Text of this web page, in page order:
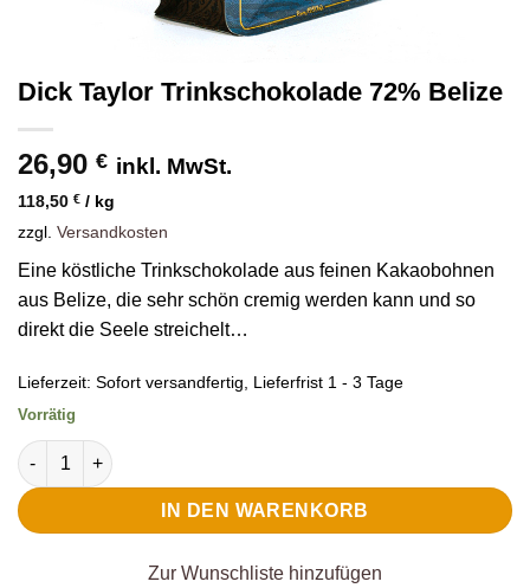
Dick Taylor Trinkschokolade 72% Belize
26,90 € inkl. MwSt.
118,50 € / kg
zzgl. Versandkosten
Eine köstliche Trinkschokolade aus feinen Kakaobohnen
aus Belize, die sehr schön cremig werden kann und so
direkt die Seele streichelt…
Lieferzeit: Sofort versandfertig, Lieferfrist 1 - 3 Tage
Vorrätig
Dick Taylor Trinkschokolade 72% Belize Menge
IN DEN WARENKORB
Zur Wunschliste hinzufügen